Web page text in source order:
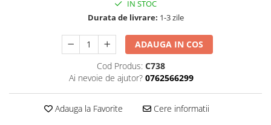
IN STOC
Durata de livrare: 1-3 zile
ADAUGA IN COS
Cod Produs: C738
Ai nevoie de ajutor? 0762566299
Adauga la Favorite Cere informatii